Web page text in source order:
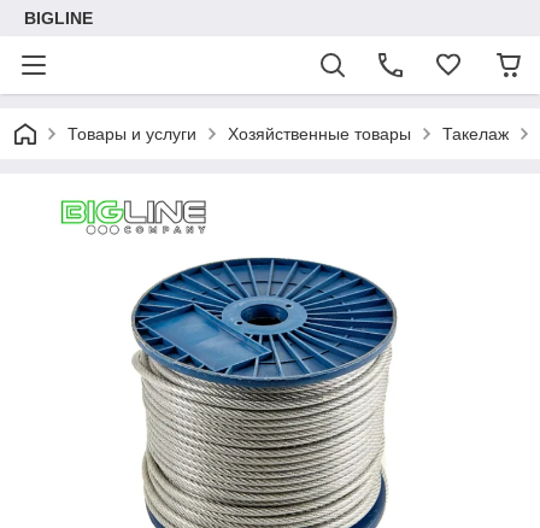
BIGLINE
Товары и услуги Хозяйственные товары Такелаж